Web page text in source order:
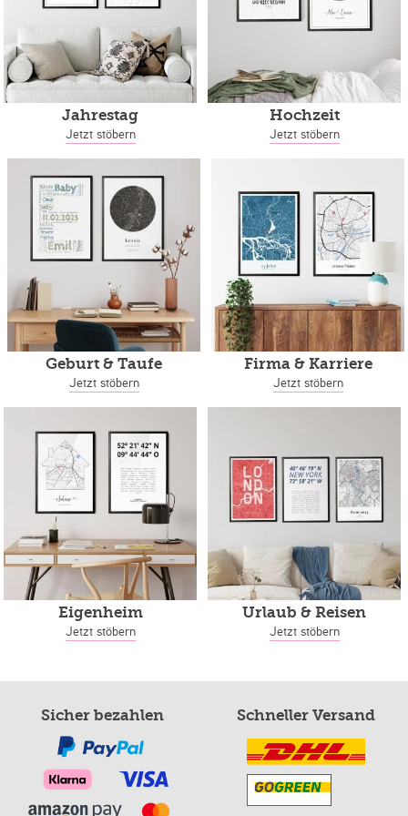
Jahrestag
Jetzt stöbern
Hochzeit
Jetzt stöbern
Geburt & Taufe
Jetzt stöbern
Firma & Karriere
Jetzt stöbern
Eigenheim
Jetzt stöbern
Urlaub & Reisen
Jetzt stöbern
Sicher bezahlen Schneller Versand